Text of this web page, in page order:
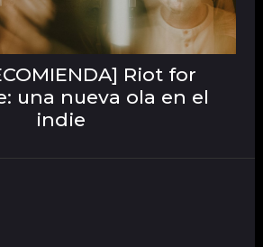
Riot for
una nueva ola en el
indie